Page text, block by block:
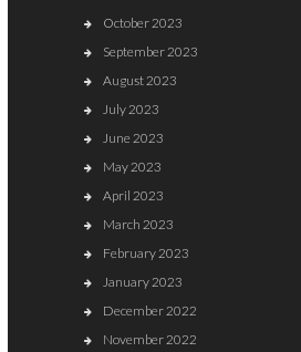
October 2023
September 2023
August 2023
July 2023
June 2023
May 2023
April 2023
March 2023
February 2023
January 2023
December 2022
November 2022